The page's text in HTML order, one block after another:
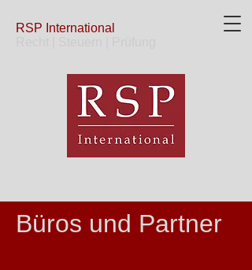
RSP International
Büros und Partner